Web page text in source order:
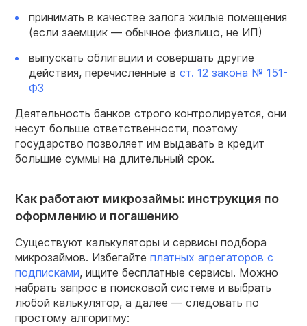
принимать в качестве залога жилые помещения
(если заемщик — обычное физлицо, не ИП)
выпускать облигации и совершать другие
действия, перечисленные в ст. 12 закона № 151-
ФЗ
Деятельность банков строго контролируется, они
несут больше ответственности, поэтому
государство позволяет им выдавать в кредит
большие суммы на длительный срок.
Как работают микрозаймы: инструкция по
оформлению и погашению
Существуют калькуляторы и сервисы подбора
микрозаймов. Избегайте платных агрегаторов с
подписками, ищите бесплатные сервисы. Можно
набрать запрос в поисковой системе и выбрать
любой калькулятор, а далее — следовать по
простому алгоритму: